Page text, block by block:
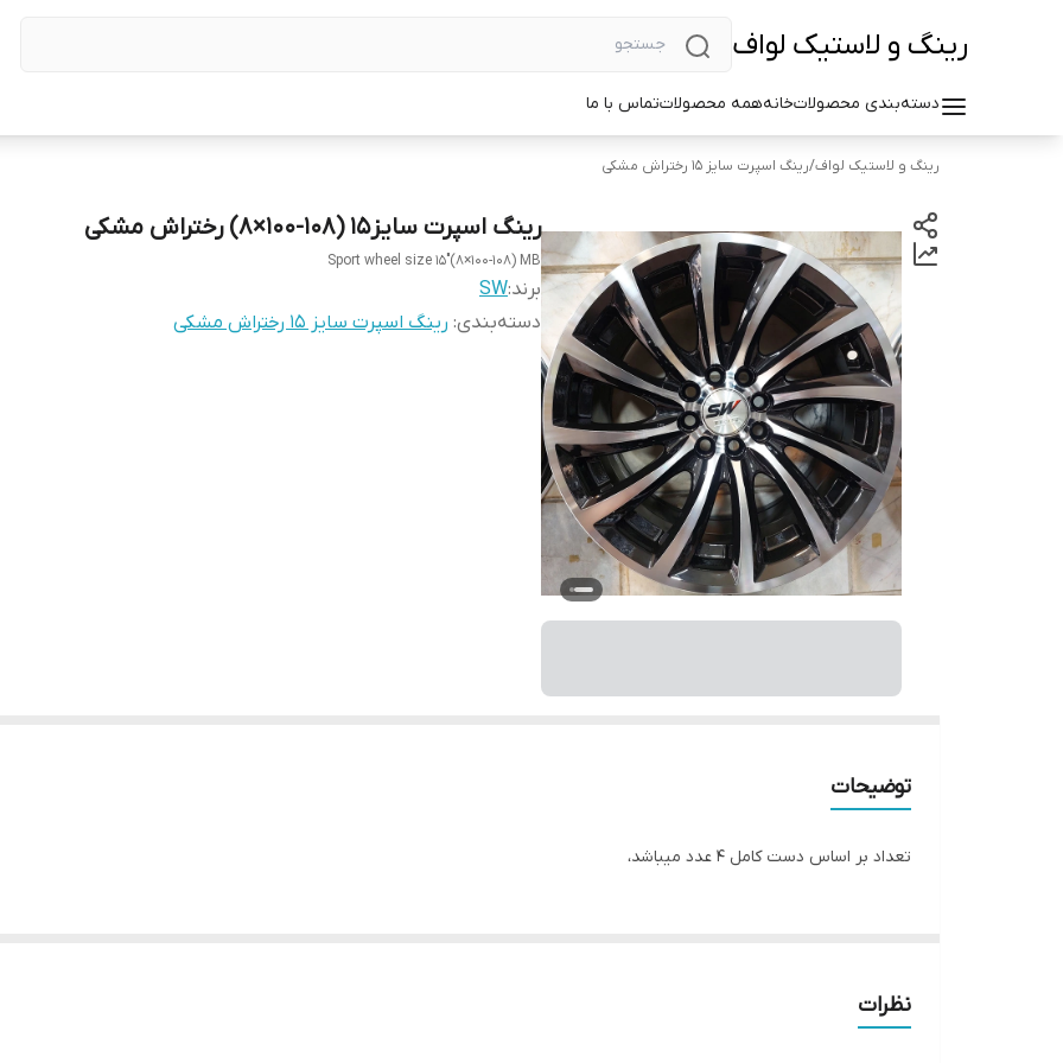
رینگ و لاستیک لواف
دسته‌بندی محصولاتخانههمه محصولاتتماس با ما
رینگ و لاستیک لواف/رینگ اسپرت سایز ۱۵ رختراش مشکی
رینگ اسپرت سایز۱۵ (۱۰۸-۱۰۰×۸) رختراش مشکی
Sport wheel size 15"(8×100-108) MB
برند:SW
دسته‌بندی: رینگ اسپرت سایز ۱۵ رختراش مشکی
توضیحات
تعداد بر اساس دست کامل ۴ عدد میباشد،
نظرات